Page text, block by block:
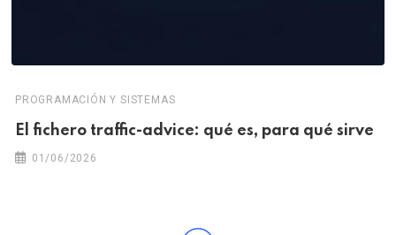
PROGRAMACIÓN Y SISTEMAS
El fichero traffic-advice: qué es, para qué sirve
01/06/2026